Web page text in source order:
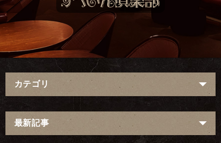
カテゴリ
最新記事